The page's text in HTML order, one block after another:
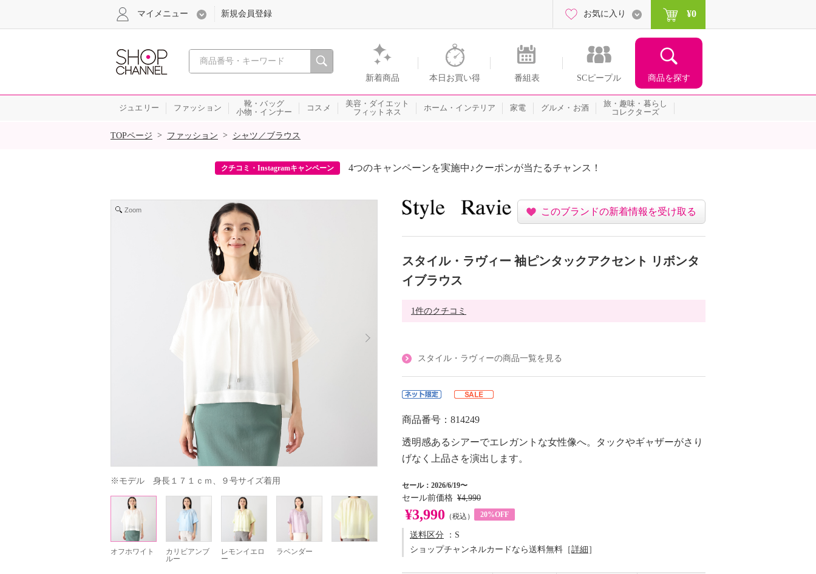
心おどる、瞬間を。通販・テレビショッピングのショップチャンネル
新着商品 本日お買い得 番組表 SCピープル 商品を探す
マイメニュー 新規会員登録 お気に入り ¥0
ジュエリー ファッション
靴・バッグ
小物・インナー
コスメ
美容・ダイエット
フィットネス
ホーム・インテリア 家電 グルメ・お酒
旅・趣味・暮らし
コレクターズ
SALE
TOPページ > ファッション > シャツ／ブラウス
クチコミ・Instagramキャンペーン 4つのキャンペーンを実施中♪クーポンが当たるチャンス！
Zoom
※モデル　身長１７１ｃｍ、９号サイズ着用
オフホワイト
カリビアンブ
ルー
レモンイエロ
ー
ラベンダー
このブランドの新着情報を受け取る
スタイル・ラヴィー 袖ピンタックアクセント リボンタ
イブラウス
1件のクチコミ
スタイル・ラヴィーの商品一覧を見る
商品番号：814249
透明感あるシアーでエレガントな女性像へ。タックやギャザーがさり
げなく上品さを演出します。
セール：2026/6/19〜
セール前価格 ¥4,990
¥3,990 （税込） 20%OFF
送料区分 ：S
ショップチャンネルカードなら送料無料［詳細 ］